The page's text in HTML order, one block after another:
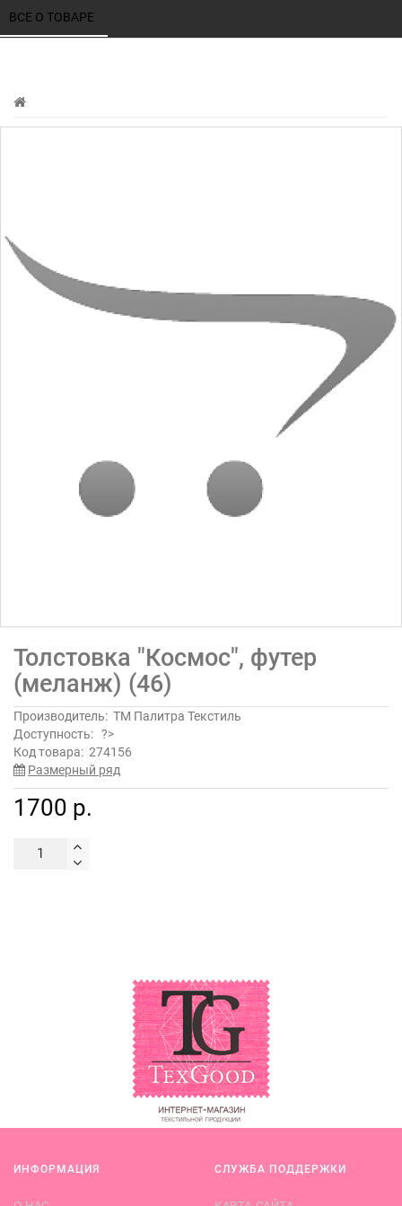
ВСЕ О ТОВАРЕ
Толстовка "Космос", футер
(меланж) (46)
Производитель: ТМ Палитра Текстиль
Доступность: ?>
Код товара: 274156
Размерный ряд
1700 р.
ИНФОРМАЦИЯ СЛУЖБА ПОДДЕРЖКИ